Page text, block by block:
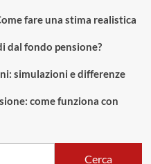
fare una stima realistica
dal fondo pensione?
simulazioni e differenze
come funziona con